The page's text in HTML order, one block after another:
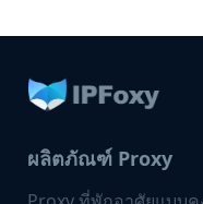
ผลิตภัณฑ์ Proxy